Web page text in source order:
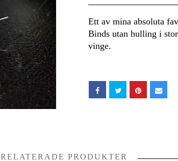
Ett av mina absoluta
Binds utan hulling i
vinge.
RELATERADE PRODUKTER